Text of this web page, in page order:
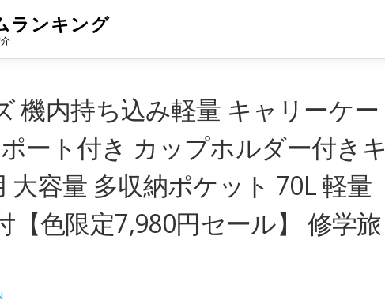
ランキング
機内持ち込み軽量 キャリーケー
ート付き カップホルダー付きキ
大容量 多収納ポケット 70L 軽量
【色限定7,980円セール】 修学旅